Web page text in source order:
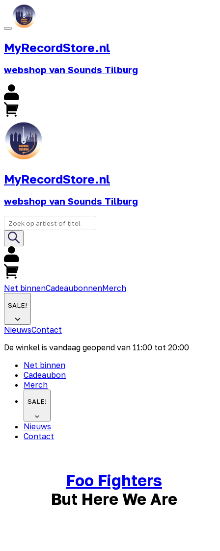
MyRecordStore.nl
webshop van Sounds Tilburg
MyRecordStore.nl
webshop van Sounds Tilburg
Net binnenCadeaubonnenMerch
SALE!
NieuwsContact
De winkel is vandaag geopend van 11:00 tot 20:00
Net binnen
Cadeaubon
Merch
SALE!
Nieuws
Contact
Foo Fighters
But Here We Are